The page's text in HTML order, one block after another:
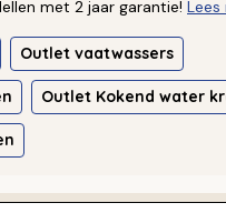
met 2 jaar garantie!
Outlet vaatwassers
Outlet Kokend water